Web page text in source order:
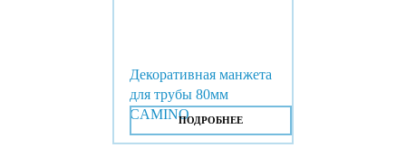
Декоративная манжета
для трубы 80мм
CAMINOПОДРОБНЕЕ